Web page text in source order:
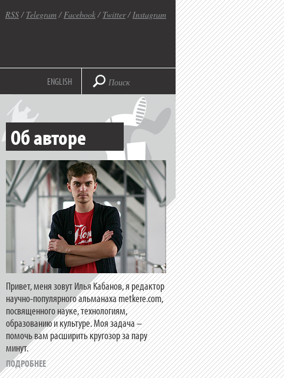
RSS/ Telegram/Facebook/ Twitter/Instagram
ENGLISH
Об авторе
Привет, меня зовут Илья Кабанов, я редактор
научно-популярного альманаха metkere.com,
посвященного науке, технологиям,
образованию и культуре. Моя задача –
помочь вам расширить кругозор за пару
минут.
ПОДРОБНЕЕ